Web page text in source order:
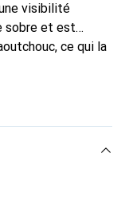
visibilité
sobre et est
ce qui la
lors
frontale
un temps de
à long
portée